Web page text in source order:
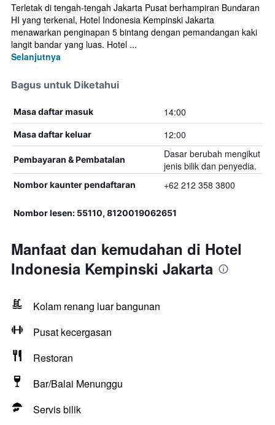
Terletak di tengah-tengah Jakarta Pusat berhampiran Bundaran
HI yang terkenal, Hotel Indonesia Kempinski Jakarta
menawarkan penginapan 5 bintang dengan pemandangan kaki
langit bandar yang luas. Hotel ...
Selanjutnya
Bagus untuk Diketahui
Masa daftar masuk 14:00
Masa daftar keluar 12:00
Pembayaran & Pembatalan
Dasar berubah mengikut
jenis bilik dan penyedia.
Nombor kaunter pendaftaran +62 212 358 3800
Nombor lesen: 55110, 8120019062651
Manfaat dan kemudahan di Hotel
Indonesia Kempinski Jakarta
Kolam renang luar bangunan
Pusat kecergasan
Restoran
Bar/Balai Menunggu
Servis bilik